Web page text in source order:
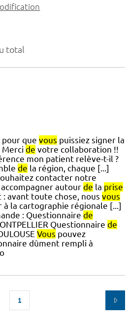
total
pour que vous puissiez signer la
de votre collaboration !!
mon patient relève-t-il ?
de la région, chaque [...]
contacter notre
accompagner autour de la prise
avant toute chose, nous vous
à la cartographie régionale [...]
: Questionnaire de
Questionnaire de
Vous pouvez
dûment rempli à
1